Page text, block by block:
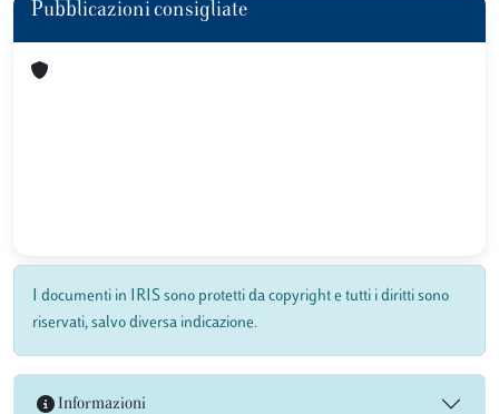
Pubblicazioni consigliate
I documenti in IRIS sono protetti da copyright e tutti i diritti sono
riservati, salvo diversa indicazione.
Informazioni